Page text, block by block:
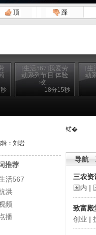
顶 踩
[生活567]我爱劳
动系列节目 体验
牧...
18分15秒
[生
动
锘�
导航
三农资
国内 |
致富殿
创业 |
：刘岩
推荐
活567
洪
频
点播